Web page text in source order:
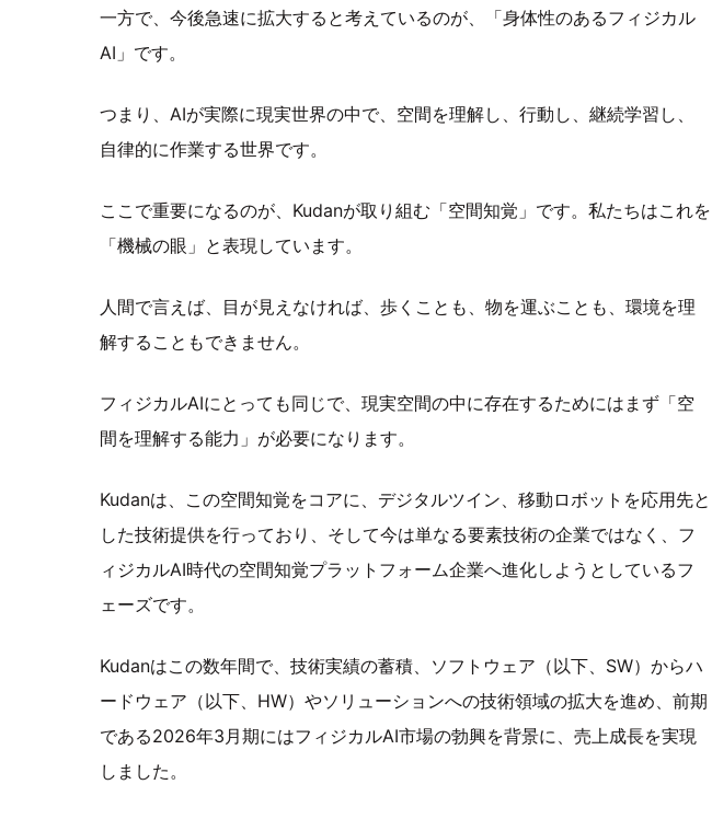
一方で、今後急速に拡大すると考えているのが、「身体性のあるフィジカル
AI」です。
つまり、AIが実際に現実世界の中で、空間を理解し、行動し、継続学習し、
自律的に作業する世界です。
ここで重要になるのが、Kudanが取り組む「空間知覚」です。私たちはこれを
「機械の眼」と表現しています。
人間で言えば、目が見えなければ、歩くことも、物を運ぶことも、環境を理
解することもできません。
フィジカルAIにとっても同じで、現実空間の中に存在するためにはまず「空
間を理解する能力」が必要になります。
Kudanは、この空間知覚をコアに、デジタルツイン、移動ロボットを応用先と
した技術提供を行っており、そして今は単なる要素技術の企業ではなく、フ
ィジカルAI時代の空間知覚プラットフォーム企業へ進化しようとしているフ
ェーズです。
Kudanはこの数年間で、技術実績の蓄積、ソフトウェア（以下、SW）からハ
ードウェア（以下、HW）やソリューションへの技術領域の拡大を進め、前期
である2026年3月期にはフィジカルAI市場の勃興を背景に、売上成長を実現
しました。